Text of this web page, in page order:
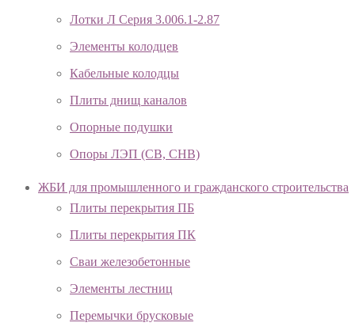
Лотки Л Серия 3.006.1-2.87
Элементы колодцев
Кабельные колодцы
Плиты днищ каналов
Опорные подушки
Опоры ЛЭП (СВ, СНВ)
ЖБИ для промышленного и гражданского строительства
Плиты перекрытия ПБ
Плиты перекрытия ПК
Сваи железобетонные
Элементы лестниц
Перемычки брусковые